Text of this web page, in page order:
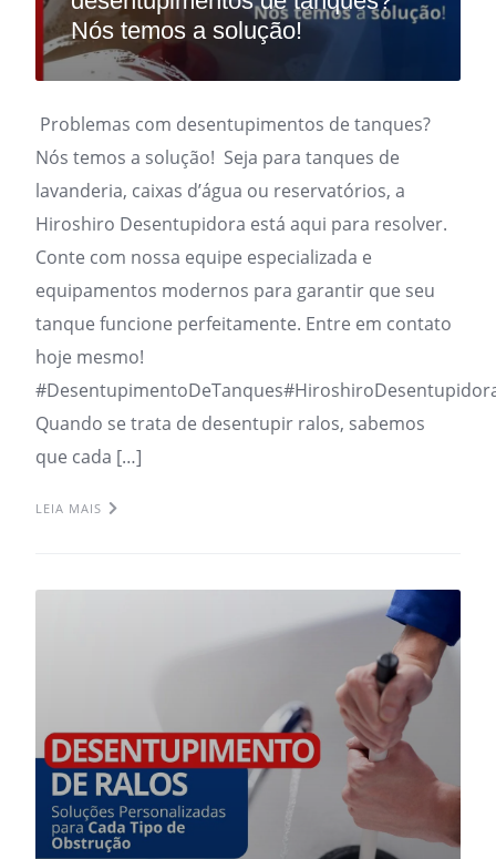
Nós temos a solução!
Problemas com desentupimentos de tanques?
Nós temos a solução! Seja para tanques de
lavanderia, caixas d’água ou reservatórios, a
Hiroshiro Desentupidora está aqui para resolver.
Conte com nossa equipe especializada e
equipamentos modernos para garantir que seu
tanque funcione perfeitamente. Entre em contato
hoje mesmo!
Quando se trata de desentupir ralos, sabemos
que cada […]
LEIA MAIS